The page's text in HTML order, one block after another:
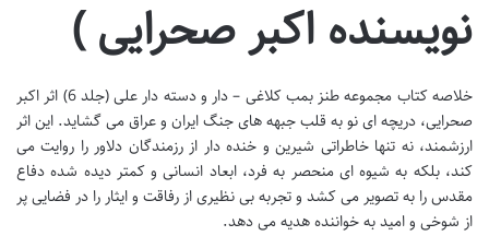
نویسنده اکبر صحرایی )
خلاصه کتاب مجموعه طنز بمب کلاغی – دار و دسته دار علی (جلد 6) اثر اکبر
صحرایی، دریچه ای نو به قلب جبهه های جنگ ایران و عراق می گشاید. این اثر
ارزشمند، نه تنها خاطراتی شیرین و خنده دار از رزمندگان دلاور را روایت می
کند، بلکه به شیوه ای منحصر به فرد، ابعاد انسانی و کمتر دیده شده دفاع
مقدس را به تصویر می کشد و تجربه بی نظیری از رفاقت و ایثار را در فضایی پر
از شوخی و امید به خواننده هدیه می دهد.